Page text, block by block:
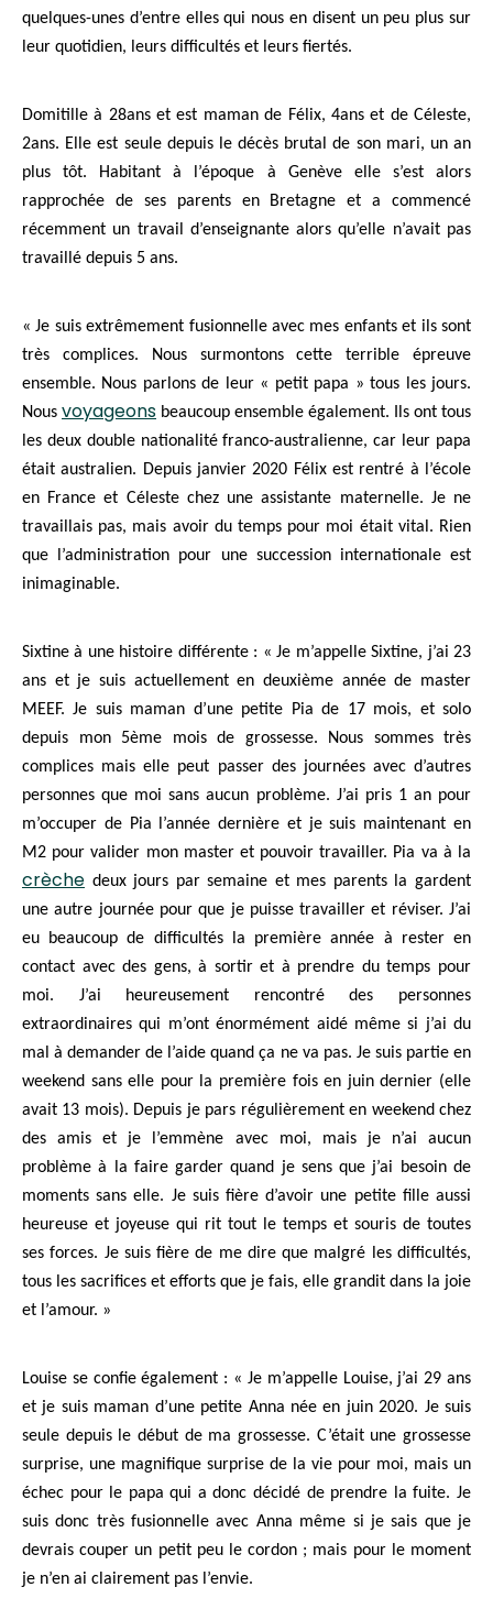
quelques-unes d’entre elles qui nous en disent un peu plus sur
leur quotidien, leurs difficultés et leurs fiertés.
Domitille à 28ans et est maman de Félix, 4ans et de Céleste,
2ans. Elle est seule depuis le décès brutal de son mari, un an
plus tôt. Habitant à l’époque à Genève elle s’est alors
rapprochée de ses parents en Bretagne et a commencé
récemment un travail d’enseignante alors qu’elle n’avait pas
travaillé depuis 5 ans.
« Je suis extrêmement fusionnelle avec mes enfants et ils sont
très complices. Nous surmontons cette terrible épreuve
ensemble. Nous parlons de leur « petit papa » tous les jours.
Nous voyageons beaucoup ensemble également. Ils ont tous
les deux double nationalité franco-australienne, car leur papa
était australien. Depuis janvier 2020 Félix est rentré à l’école
en France et Céleste chez une assistante maternelle. Je ne
travaillais pas, mais avoir du temps pour moi était vital. Rien
que l’administration pour une succession internationale est
inimaginable.
Sixtine à une histoire différente : « Je m’appelle Sixtine, j’ai 23
ans et je suis actuellement en deuxième année de master
MEEF. Je suis maman d’une petite Pia de 17 mois, et solo
depuis mon 5ème mois de grossesse. Nous sommes très
complices mais elle peut passer des journées avec d’autres
personnes que moi sans aucun problème. J’ai pris 1 an pour
m’occuper de Pia l’année dernière et je suis maintenant en
M2 pour valider mon master et pouvoir travailler. Pia va à la
crèche deux jours par semaine et mes parents la gardent
une autre journée pour que je puisse travailler et réviser. J’ai
eu beaucoup de difficultés la première année à rester en
contact avec des gens, à sortir et à prendre du temps pour
moi. J’ai heureusement rencontré des personnes
extraordinaires qui m’ont énormément aidé même si j’ai du
mal à demander de l’aide quand ça ne va pas. Je suis partie en
weekend sans elle pour la première fois en juin dernier (elle
avait 13 mois). Depuis je pars régulièrement en weekend chez
des amis et je l’emmène avec moi, mais je n’ai aucun
problème à la faire garder quand je sens que j’ai besoin de
moments sans elle. Je suis fière d’avoir une petite fille aussi
heureuse et joyeuse qui rit tout le temps et souris de toutes
ses forces. Je suis fière de me dire que malgré les difficultés,
tous les sacrifices et efforts que je fais, elle grandit dans la joie
et l’amour. »
Louise se confie également : « Je m’appelle Louise, j’ai 29 ans
et je suis maman d’une petite Anna née en juin 2020. Je suis
seule depuis le début de ma grossesse. C’était une grossesse
surprise, une magnifique surprise de la vie pour moi, mais un
échec pour le papa qui a donc décidé de prendre la fuite. Je
suis donc très fusionnelle avec Anna même si je sais que je
devrais couper un petit peu le cordon ; mais pour le moment
je n’en ai clairement pas l’envie.